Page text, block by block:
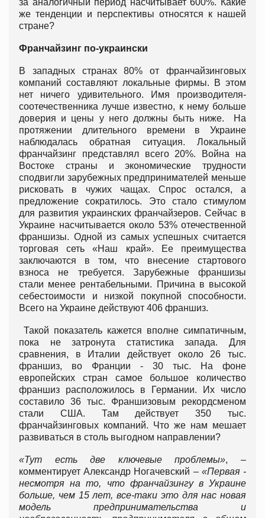
за аналогичный период насчитывает 600%. Какие
же тенденции и перспективы относятся к нашей
стране?
Франчайзинг по-украински
В западных странах 80% от франчайзинговых
компаний составляют локальные фирмы. В этом
нет ничего удивительного. Имя производителя-
соотечественника лучше известно, к нему больше
доверия и цены у него должны быть ниже. На
протяжении длительного времени в Украине
наблюдалась обратная ситуация. Локальный
франчайзинг представлял всего 20%. Война на
Востоке страны и экономические трудности
сподвигли зарубежных предпринимателей меньше
рисковать в чужих чащах. Спрос остался, а
предложение сократилось. Это стало стимулом
для развития украинских франчайзеров. Сейчас в
Украине насчитывается около 53% отечественной
франшизы. Одной из самых успешных считается
торговая сеть «Наш край». Ее преимущества
заключаются в том, что внесение стартового
взноса не требуется. Зарубежные франшизы
стали менее рентабельными. Причина в высокой
себестоимости и низкой покупной способности.
Всего на Украине действуют 406 франшиз.
Такой показатель кажется вполне симпатичным,
пока не затронута статистика запада. Для
сравнения, в Италии действует около 26 тыс.
франшиз, во Франции - 30 тыс. На фоне
европейских стран самое большое количество
франшиз расположилось в Германии. Их число
составило 36 тыс. Франшизовым рекордсменом
стали США. Там действует 350 тыс.
франчайзинговых компаний. Что же нам мешает
развиваться в столь выгодном направлении?
«Тут есть две ключевые проблемы», –
комментирует Александр Ногачевский – «Первая -
несмотря на то, что франчайзингу в Украине
больше, чем 15 лет, все-таки это для нас новая
модель предпринимательства и